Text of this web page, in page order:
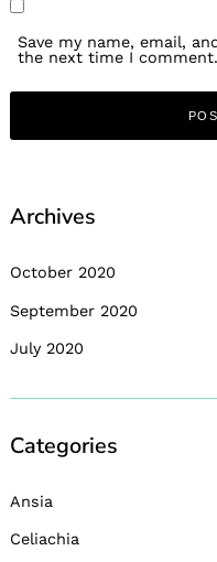
Save my name, email,
the next time I comment.
Archives
October 2020
September 2020
July 2020
Categories
Ansia
Celiachia